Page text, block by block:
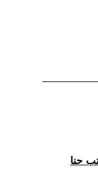
حنا